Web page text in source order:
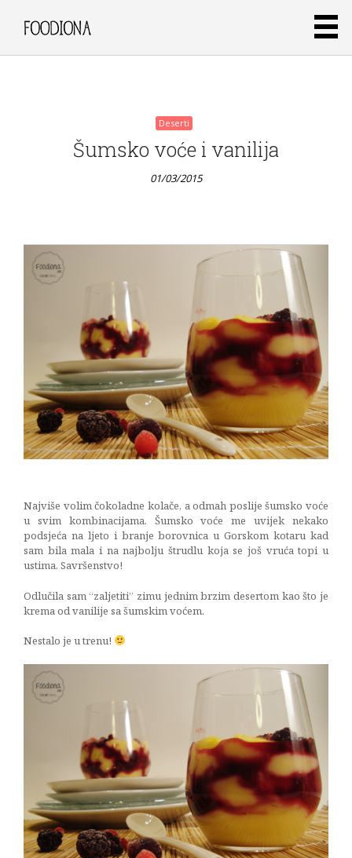
Gost
post –
Darkova
web
kuharica
i lazanje
juha
01/03/2015
Deserti
Šumsko voće i vanilija
01/03/2015
Najviše volim čokoladne kolače, a odmah poslije šumsko voće
u svim kombinacijama. Šumsko voće me uvijek nekako
podsjeća na ljeto i branje borovnica u Gorskom kotaru kad
sam bila mala i na najbolju štrudlu koja se još vruća topi u
ustima. Savršenstvo!
Odlučila sam “zaljetiti” zimu jednim brzim desertom kao što je
krema od vanilije sa šumskim voćem.
Nestalo je u trenu!